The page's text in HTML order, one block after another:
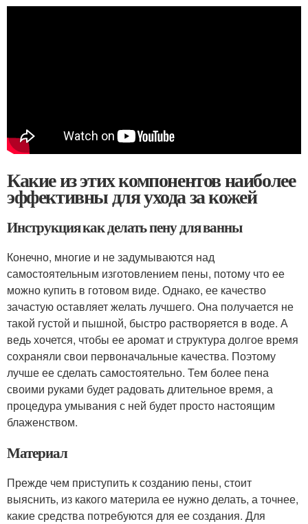
Какие из этих компонентов наиболее
эффективны для ухода за кожей
Инструкция как делать пену для ванны
Конечно, многие и не задумываются над
самостоятельным изготовлением пены, потому что ее
можно купить в готовом виде. Однако, ее качество
зачастую оставляет желать лучшего. Она получается не
такой густой и пышной, быстро растворяется в воде. А
ведь хочется, чтобы ее аромат и структура долгое время
сохраняли свои первоначальные качества. Поэтому
лучше ее сделать самостоятельно. Тем более пена
своими руками будет радовать длительное время, а
процедура умывания с ней будет просто настоящим
блаженством.
Материал
Прежде чем приступить к созданию пены, стоит
выяснить, из какого материла ее нужно делать, а точнее,
какие средства потребуются для ее создания. Для